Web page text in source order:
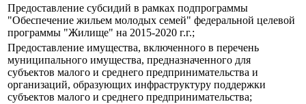
Предоставление субсидий в рамках подпрограммы
"Обеспечение жильем молодых семей" федеральной целевой
программы "Жилище" на 2015-2020 г.г.;
Предоставление имущества, включенного в перечень
муниципального имущества, предназначенного для
субъектов малого и среднего предпринимательства и
организаций, образующих инфраструктуру поддержки
субъектов малого и среднего предпринимательства;